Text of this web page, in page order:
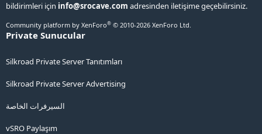
bildirimleri için info@srocave.com adresinden iletişime geçebilirsiniz.
Community platform by XenForo® © 2010-2026 XenForo Ltd.
Private Sunucular
Silkroad Private Server Tanıtımları
Silkroad Private Server Advertising
السيرفرات الخاصة
vSRO Paylaşım